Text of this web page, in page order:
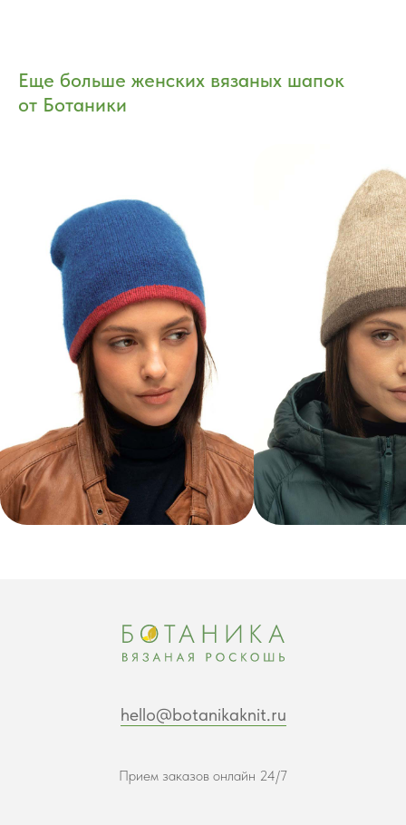
Еще больше женских вязаных шапок
от Ботаники
hello@botanikaknit.ru
Прием заказов онлайн 24/7